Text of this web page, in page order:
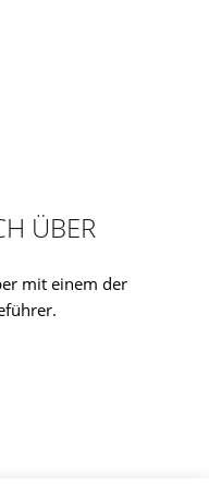
ÜBER
mit einem der